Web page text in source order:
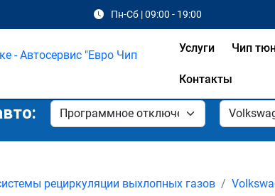
Пн-Сб | 09:00 - 19:00
Услуги Чип
Контакты
рециркуляции выхлопных газов